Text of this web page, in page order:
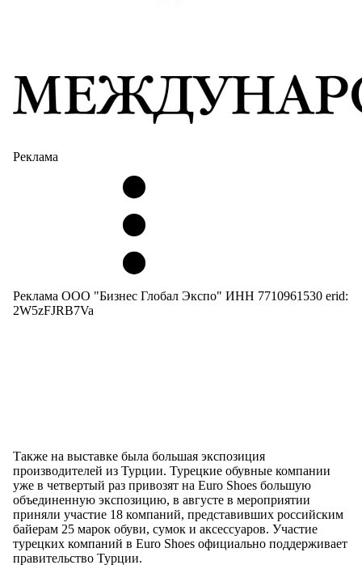
Реклама
Реклама ООО "Бизнес Глобал Экспо" ИНН 7710961530 erid:
2W5zFJRB7Va
Также на выставке была большая экспозиция
производителей из Турции. Турецкие обувные компании
уже в четвертый раз привозят на Euro Shoes большую
объединенную экспозицию, в августе в мероприятии
приняли участие 18 компаний, представивших российским
байерам 25 марок обуви, сумок и аксессуаров. Участие
турецких компаний в Euro Shoes официально поддерживает
правительство Турции.